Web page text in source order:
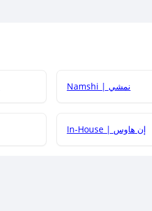
Namshi | نمشي
In-House | إن هاوس